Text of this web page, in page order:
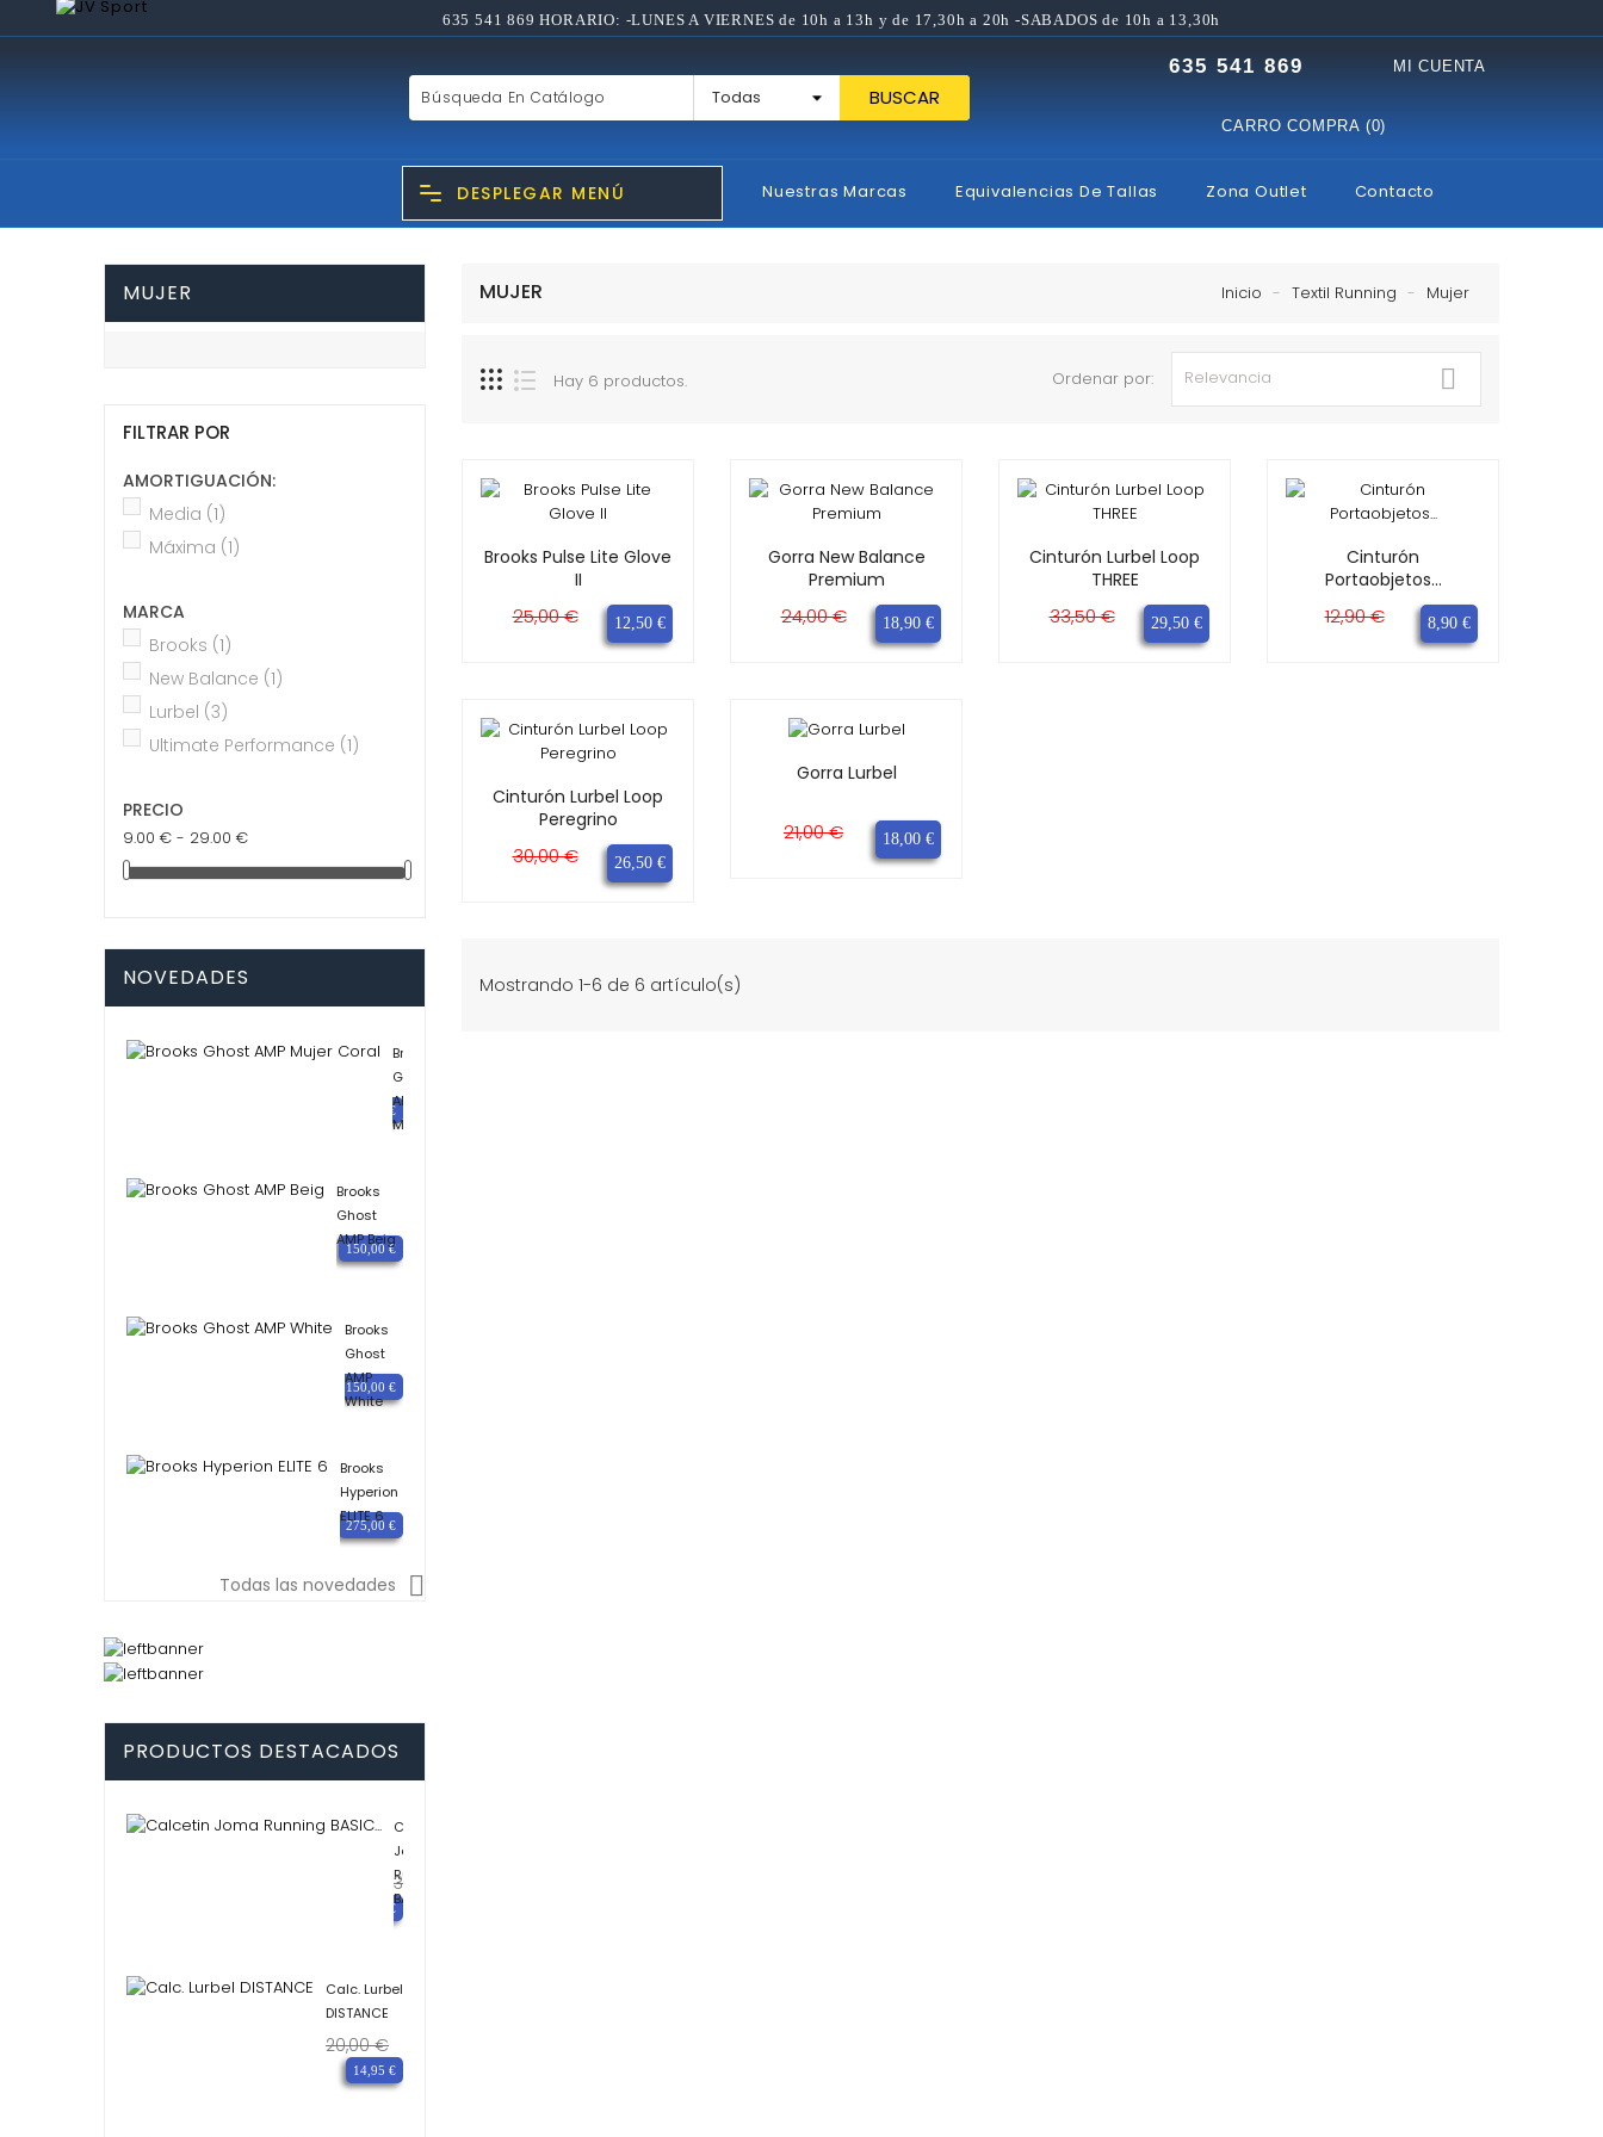
635 541 869 HORARIO: -LUNES A VIERNES de 10h a 13h y de 17,30h a 20h -SABADOS de 10h a 13,30h
BUSCAR
MI CUENTA
635 541 869
CARRO COMPRA (0)
DESPLEGAR MENÚ Nuestras Marcas Equivalencias De Tallas Zona Outlet Contacto
MUJER
FILTRAR POR
AMORTIGUACIÓN:
Media (1)
Máxima (1)
MARCA
Brooks (1)
New Balance (1)
Lurbel (3)
Ultimate Performance (1)
PRECIO
9.00 € - 29.00 €
NOVEDADES
Brooks
Ghost
AMP
Mujer
Precio
150,00 €
Brooks
Ghost
AMP Beig
Precio
150,00 €
Brooks
Ghost
AMP
White
Precio
150,00 €
Brooks
Hyperion
ELITE 6
Precio
275,00 €
Todas las novedades 
PRODUCTOS DESTACADOS
Calcetin
Joma
Running
BASIC...
Precio
base
3,50 €
Precio
2,50 €
Calc. Lurbel
DISTANCE
Precio
base
20,00 €Precio
14,95 €
MUJER Inicio Textil Running Mujer
Hay 6 productos. Ordenar por: Relevancia 
Brooks Pulse Lite Glove
II
Precio
25,00 €Precio12,50 €
Gorra New Balance
Premium
Precio
24,00 €Precio18,90 €
Cinturón Lurbel Loop
THREE
Precio
33,50 €Precio29,50 €
Cinturón
Portaobjetos...
Precio
12,90 €Precio8,90 €
Cinturón Lurbel Loop
Peregrino
Precio
30,00 €Precio26,50 €
Gorra Lurbel
Precio
21,00 €Precio18,00 €
Mostrando 1-6 de 6 artículo(s)